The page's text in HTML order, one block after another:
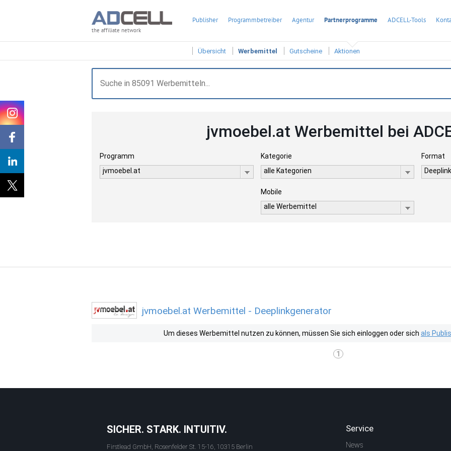
the affiliate network
Publisher Programmbetreiber Agentur Partnerprogramme ADCELL-Tools
Übersicht Werbemittel Gutscheine Aktionen
jvmoebel.at Werbemittel bei
Programm
jvmoebel.at
Kategorie
alle Kategorien
Format
Mobile
alle Werbemittel
jvmoebel.at Werbemittel - Deeplinkgenerator
Um dieses Werbemittel nutzen zu können, müssen Sie sich einloggen oder sich als
1
SICHER. STARK. INTUITIV.
Firstlead GmbH, Rosenfelder St. 15-16, 10315 Berlin
Service
News